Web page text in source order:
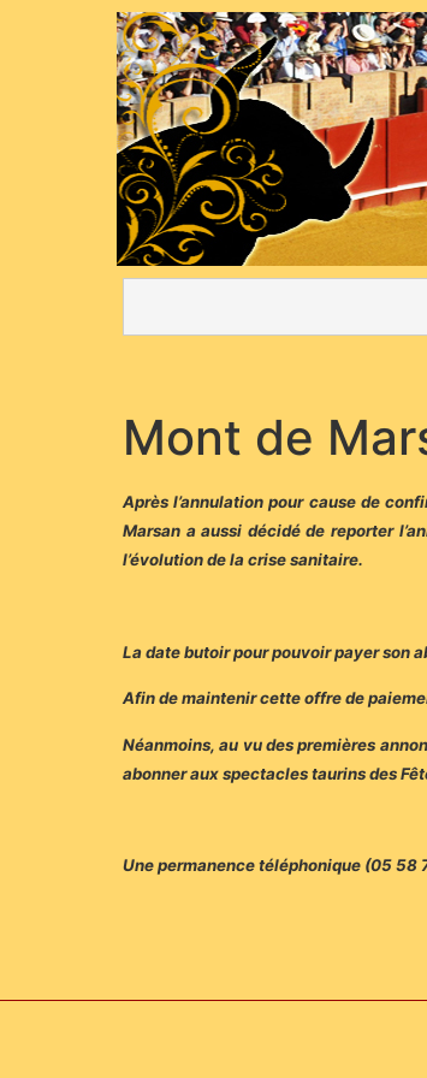
Mont de
Après l’annulation pour cause de
Marsan a aussi décidé de reporter
l’évolution de la crise sanitaire.
La date butoir pour pouvoir payer son
Afin de maintenir cette offre de
Néanmoins, au vu des premières
abonner aux spectacles taurins des
Une permanence téléphonique (05 58